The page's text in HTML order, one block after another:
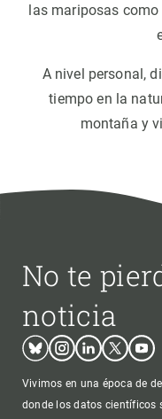
las mariposas
A nivel personal,
tiempo en la
montaña y
No te
noticia
BlueskyInstagram
LinkedinTwitter
Vivimos en una época de
donde los datos científicos